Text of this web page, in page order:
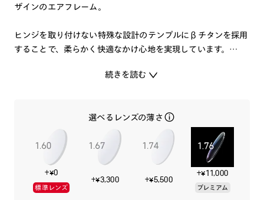
ザインのエアフレーム。
ヒンジを取り付けない特殊な設計のテンプルにβチタンを採用
することで、柔らかく快適なかけ心地を実現しています。
が下にズレにくくなっています。
使いやすいプレーンなカラーとフロントデザインのシンプルな
1本です。
※ギフト包装不可
※専用ケース付き
続きを読む
選べるレンズの薄さ
+¥0
標準レンズ
+¥3,300 +¥5,500
+¥11,000
プレミアム